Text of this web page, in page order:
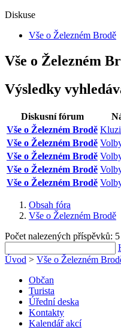
Diskuse
Vše o Železném Brodě
Vše o Železném
Výsledky
Diskusní fórum
Vše o Železném Brodě
Vše o Železném Brodě
Vše o Železném Brodě
Vše o Železném Brodě
Vše o Železném Brodě
Obsah fóra
Vše o Železném Brodě
Počet nalezených příspěvků: 5
Úvod > Vše o Železném
Občan
Turista
Úřední deska
Kontakty
Kalendář akcí